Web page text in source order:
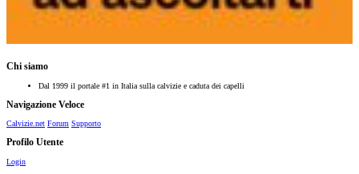
Chi siamo
Dal 1999 il portale #1 in Italia sulla calvizie e caduta dei capelli
Navigazione Veloce
Calvizie.net Forum Supporto
Profilo Utente
Login